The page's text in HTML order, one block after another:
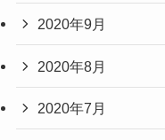
2020年9月
2020年8月
2020年7月